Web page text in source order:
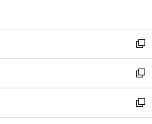
開
く
ウ
で
開
く
ン
ド
ウ
で
開
く
新
し
い
ウ
ィ
ン
新
し
い
ウ
新
し